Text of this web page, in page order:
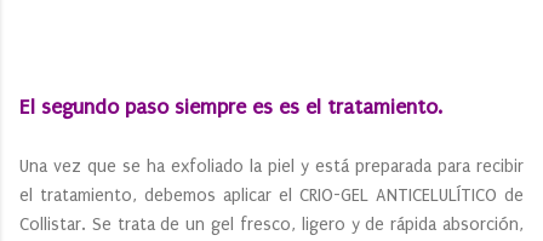
El segundo paso siempre es es el tratamiento.
Una vez que se ha exfoliado la piel y está preparada para recibir
el tratamiento, debemos aplicar el CRIO-GEL ANTICELULÍTICO de
Collistar. Se trata de un gel fresco, ligero y de rápida absorción,